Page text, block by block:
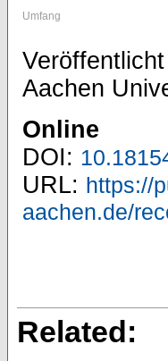
Umfang
Aachen
Online
DOI:
URL: https://
aachen.de/
Related: